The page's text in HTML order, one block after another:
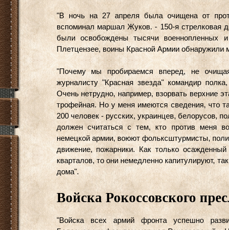
"В ночь на 27 апреля была очищена от
вспоминал маршал Жуков. - 150-я стрелковая
были освобождены тысячи военнопленных
Плетцензее, воины Красной Армии обнаружили
"Почему мы пробираемся вперед, не
журналисту "Красная звезда" командир
Очень нетрудно, например, взорвать верхние
трофейная. Но у меня имеются сведения, что
200 человек - русских, украинцев, белорусов,
должен считаться с тем, кто против меня
немецкой армии, воюют фольксштурмисты,
движение, пожарники. Как только
кварталов, то они немедленно капитулируют,
дома".
Войска Рокоссовского
"Войска всех армий фронта успешно